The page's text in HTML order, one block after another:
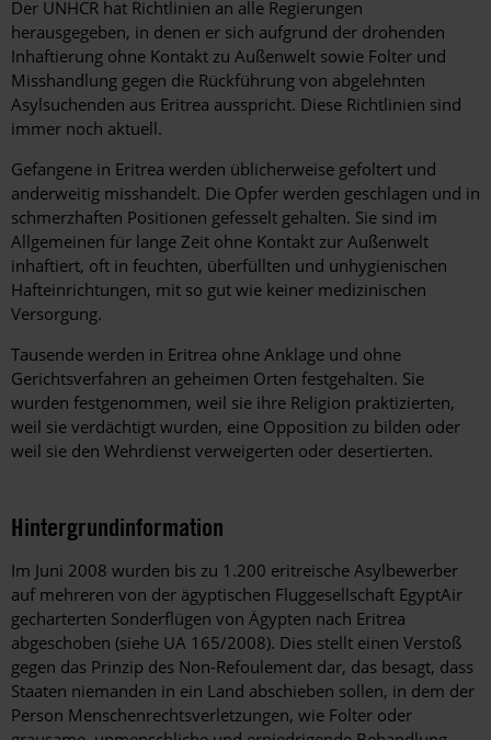
Der UNHCR hat Richtlinien an alle Regierungen
herausgegeben, in denen er sich aufgrund der drohenden
Inhaftierung ohne Kontakt zu Außenwelt sowie Folter und
Misshandlung gegen die Rückführung von abgelehnten
Asylsuchenden aus Eritrea ausspricht. Diese Richtlinien sind
immer noch aktuell.
Gefangene in Eritrea werden üblicherweise gefoltert und
anderweitig misshandelt. Die Opfer werden geschlagen und in
schmerzhaften Positionen gefesselt gehalten. Sie sind im
Allgemeinen für lange Zeit ohne Kontakt zur Außenwelt
inhaftiert, oft in feuchten, überfüllten und unhygienischen
Hafteinrichtungen, mit so gut wie keiner medizinischen
Versorgung.
Tausende werden in Eritrea ohne Anklage und ohne
Gerichtsverfahren an geheimen Orten festgehalten. Sie
wurden festgenommen, weil sie ihre Religion praktizierten,
weil sie verdächtigt wurden, eine Opposition zu bilden oder
weil sie den Wehrdienst verweigerten oder desertierten.
Hintergrundinformation
Hintergrund
Im Juni 2008 wurden bis zu 1.200 eritreische Asylbewerber
auf mehreren von der ägyptischen Fluggesellschaft EgyptAir
gecharterten Sonderflügen von Ägypten nach Eritrea
abgeschoben (siehe UA 165/2008). Dies stellt einen Verstoß
gegen das Prinzip des Non-Refoulement dar, das besagt, dass
Staaten niemanden in ein Land abschieben sollen, in dem der
Person Menschenrechtsverletzungen, wie Folter oder